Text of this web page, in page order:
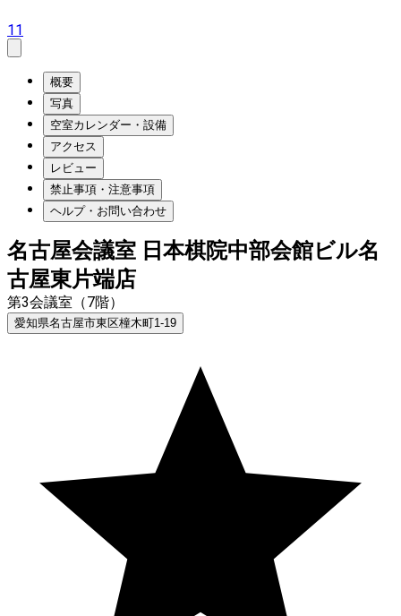
11
概要
写真
空室カレンダー・設備
アクセス
レビュー
禁止事項・注意事項
ヘルプ・お問い合わせ
名古屋会議室 日本棋院中部会館ビル名
古屋東片端店
第3会議室（7階）
愛知県名古屋市東区橦木町1-19